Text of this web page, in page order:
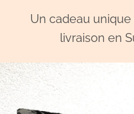
Un cadeau
livraison en